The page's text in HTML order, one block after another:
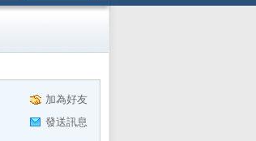
加為好友
發送訊息